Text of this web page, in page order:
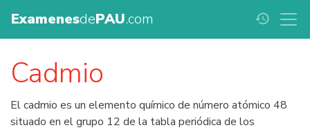
ExamenesdePAU.com history
Cadmio
El cadmio es un elemento químico de número atómico 48
situado en el grupo 12 de la tabla periódica de los